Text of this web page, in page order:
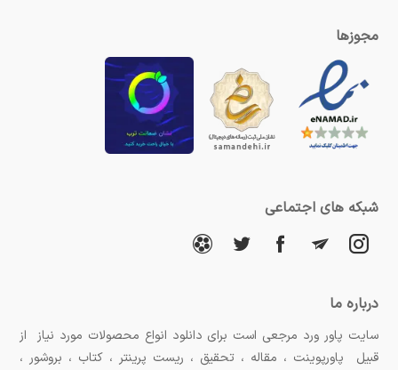
مجوزها
شبکه های اجتماعی
درباره ما
سایت پاور ورد مرجعی است برای دانلود انواع محصولات مورد نیاز از
قبیل پاورپوینت ، مقاله ، تحقیق ، ریست پرینتر ، کتاب ، بروشور ،